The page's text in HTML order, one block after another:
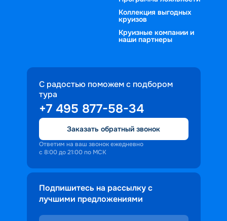
Коллекция выгодных
круизов
Круизные компании и
наши партнеры
С радостью поможем с подбором
тура
+7 495 877-58-34
Заказать обратный звонок
Ответим на ваш звонок ежедневно
с 8:00 до 21:00 по МСК
Подпишитесь на рассылку с
лучшими предложениями